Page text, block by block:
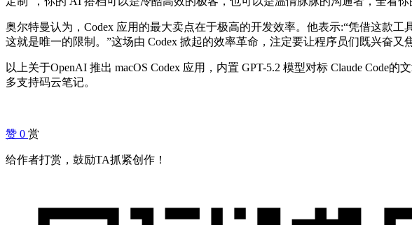
奥尔特曼认为，Codex 应用的最大卖点在于极高的开发效率。他表示:“凭借这款工
这就是唯一的限制。”这场由 Codex 掀起的效率革命，注定要让程序员们既兴奋又
以上关于OpenAI 推出 macOS Codex 应用，内置 GPT-5.2 模型对标 Claude Code
多支持码云笔记。
赞 0 赏
给作者打赏，鼓励TA抓紧创作！